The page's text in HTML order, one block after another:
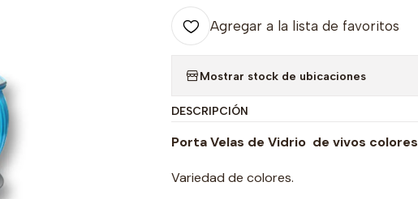
Agregar a la lista de favoritos
Mostrar stock de ubicaciones
DESCRIPCIÓN
Porta Velas de Vidrio de vivos colores
Variedad de colores.